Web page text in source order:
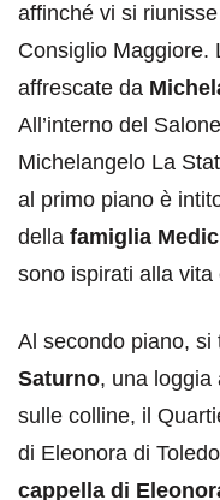
affinché vi si
Consiglio Maggiore.
affrescate da
All’interno del
Michelangelo La
al primo piano è
della famiglia
sono ispirati alla
Al secondo piano, si
Saturno, una loggia
sulle colline, il
di Eleonora di
cappella di